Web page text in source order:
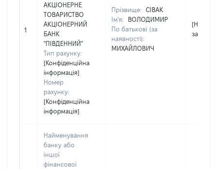
1
АКЦІОНЕРНЕ
ТОВАРИСТВО
АКЦІОНЕРНИЙ
БАНК
"ПІВДЕННИЙ"
Тип рахунку:
[Конфіденційна
інформація]
Номер
рахунку:
[Конфіденційна
інформація]
Прізвище:
СІВАК
Ім'я:
ВОЛОДИМИР
По батькові (за
наявності):
МИХАЙЛОВИЧ
[Не
Найменування
банку або
іншої
фінансової